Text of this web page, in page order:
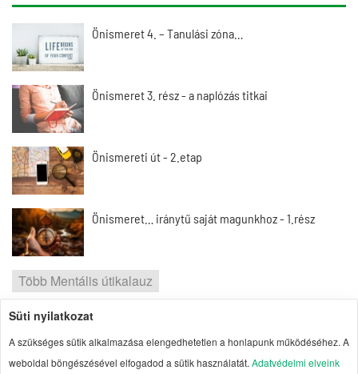
Önismeret 4. – Tanulási zóna…
Önismeret 3. rész - a naplózás titkai
Önismereti út - 2.etap
Önismeret… iránytű saját magunkhoz - 1.rész
Több Mentális útikalauz
Szerzői jogok| Adatvédelmi elvek| Süti
Süti nyilatkozat
A szükséges sütik alkalmazása elengedhetetlen a honlapunk működéséhez. A
weboldal böngészésével elfogadod a sütik használatát. Adatvédelmi elveink